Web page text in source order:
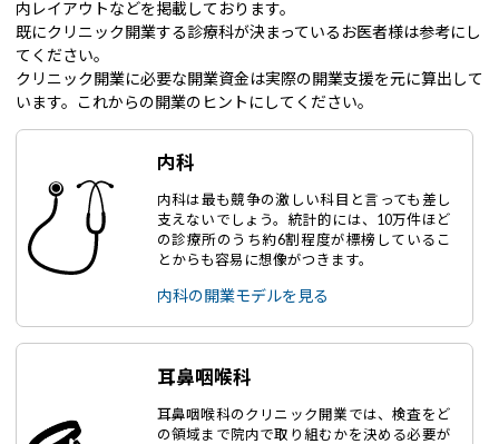
内レイアウトなどを掲載しております。
既にクリニック開業する診療科が決まっているお医者様は参考にし
てください。
クリニック開業に必要な開業資金は実際の開業支援を元に算出して
います。これからの開業のヒントにしてください。
内科
内科は最も競争の激しい科目と言っても差し
支えないでしょう。統計的には、10万件ほど
の診療所のうち約6割程度が標榜しているこ
とからも容易に想像がつきます。
内科の開業モデルを見る
耳鼻咽喉科
耳鼻咽喉科のクリニック開業では、検査をど
の領域まで院内で取り組むかを決める必要が